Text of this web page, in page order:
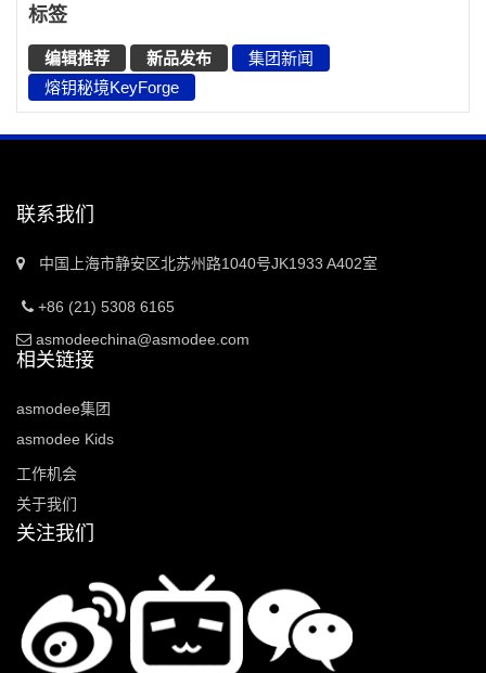
标签
编辑推荐 新品发布
集团新闻
熔钥秘境KeyForge
联系我们
中国上海市静安区北苏州路1040号JK1933 A402室
+86 (21) 5308 6165
asmodeechina@asmodee.com
相关链接
asmodee集团
asmodee Kids
工作机会
关于我们
关注我们